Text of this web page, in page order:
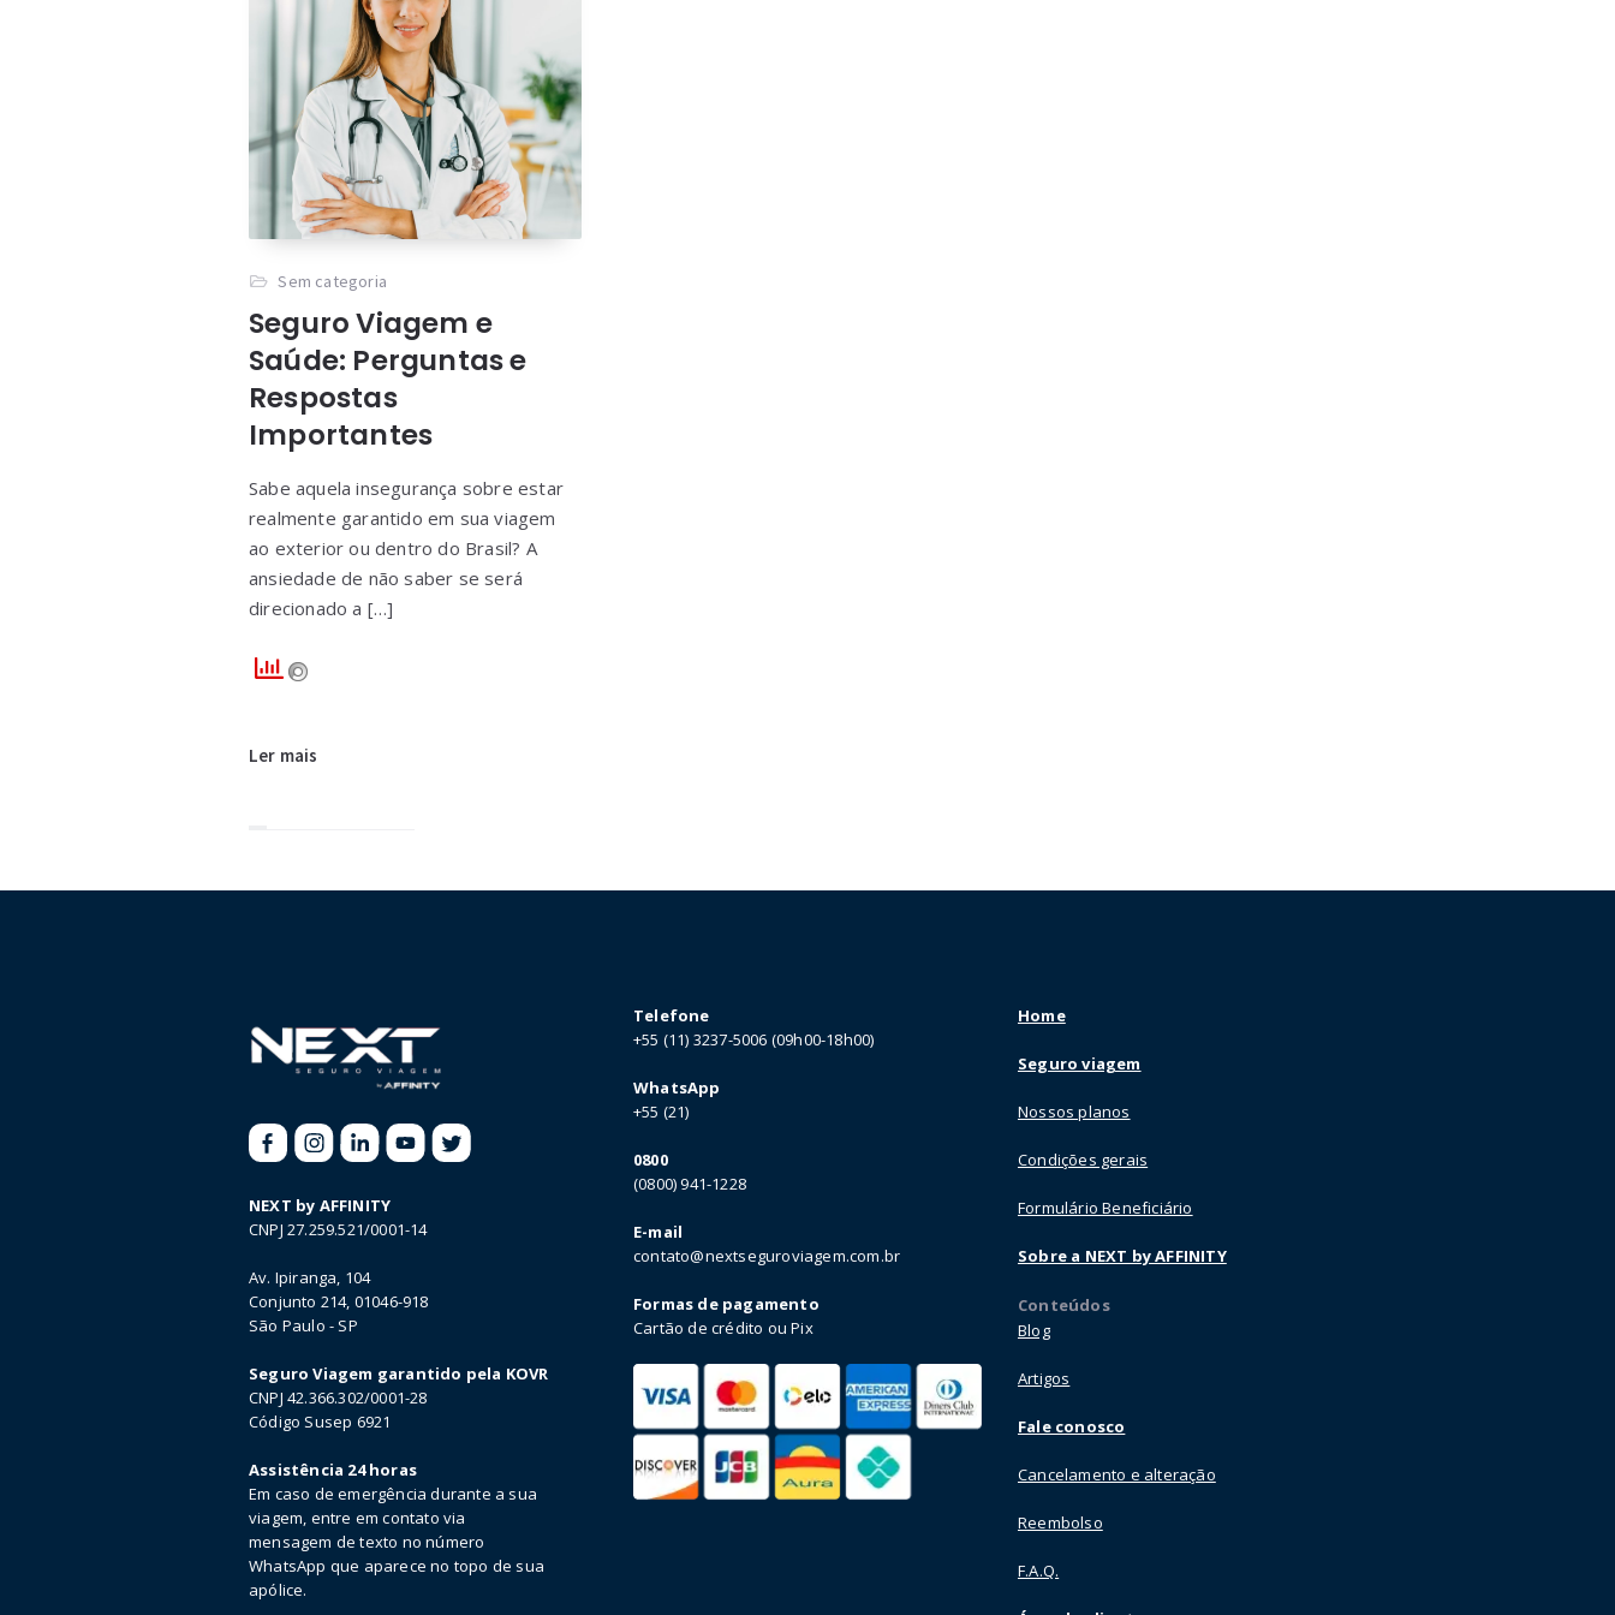
Sem categoria
Seguro Viagem e
Saúde: Perguntas e
Respostas
Importantes
Sabe aquela insegurança sobre estar
realmente garantido em sua viagem
ao exterior ou dentro do Brasil? A
ansiedade de não saber se será
direcionado a […]
Ler mais
NEXT by AFFINITY
CNPJ 27.259.521/0001-14
Av. Ipiranga, 104
Conjunto 214, 01046-918
São Paulo - SP
Seguro Viagem garantido pela KOVR
CNPJ 42.366.302/0001-28
Código Susep 6921
Assistência 24 horas
Em caso de emergência durante a sua
viagem, entre em contato via
mensagem de texto no número
WhatsApp que aparece no topo de sua
apólice.
Telefone
+55 (11) 3237-5006 (09h00-18h00)
WhatsApp
+55 (21)
0800
(0800) 941-1228
E-mail
contato@nextseguroviagem.com.br
Formas de pagamento
Cartão de crédito ou Pix
Home
Seguro viagem
Nossos planos
Condições gerais
Formulário Beneficiário
Sobre a NEXT by AFFINITY
Conteúdos
Blog
Artigos
Fale conosco
Cancelamento e alteração
Reembolso
F.A.Q.